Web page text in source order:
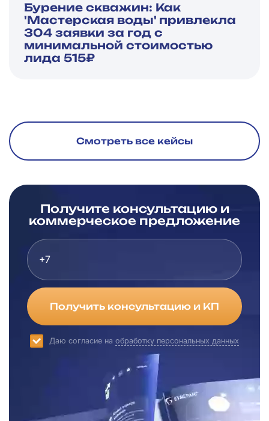
Бурение скважин: Как
'Мастерская воды' привлекла
304 заявки за год с
минимальной стоимостью
лида 515₽
Смотреть все кейсы
Получите консультацию и
коммерческое предложение
Получить консультацию и КП
Даю согласие на обработку персональных данных